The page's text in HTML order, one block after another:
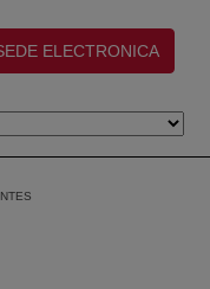
en nueva ventana)
ELECTRONICA